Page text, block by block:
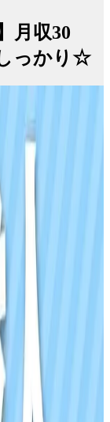
月収30
っかり☆